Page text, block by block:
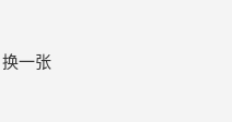
换一张